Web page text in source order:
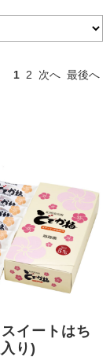
1 2 次へ 最後へ
イートはち
り)